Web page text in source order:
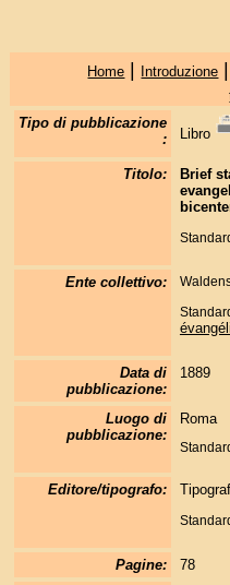
Home | Introduzione |
Tipo di pubblicazione
:
Libro
Titolo:
Brief
Ente collettivo:
Data di
pubblicazione:
1889
Luogo di
pubblicazione:
Roma
Editore/tipografo:
Pagine:
78